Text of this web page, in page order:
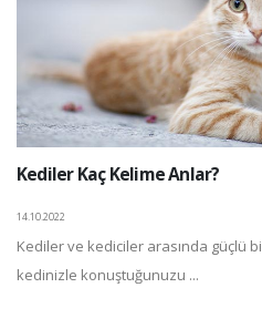
Kediler Kaç Kelime Anlar?
14.10.2022
Kediler ve kediciler arasında güçlü
kedinizle konuştuğunuzu ...